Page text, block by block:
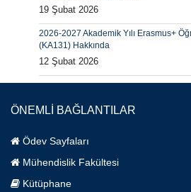
19 Şubat 2026
2026-2027 Akademik Yılı Erasmus+
(KA131) Hakkında
12 Şubat 2026
ÖNEMLİ BAĞLANTILAR
Ödev Sayfaları
Mühendislik Fakültesi
Kütüphane